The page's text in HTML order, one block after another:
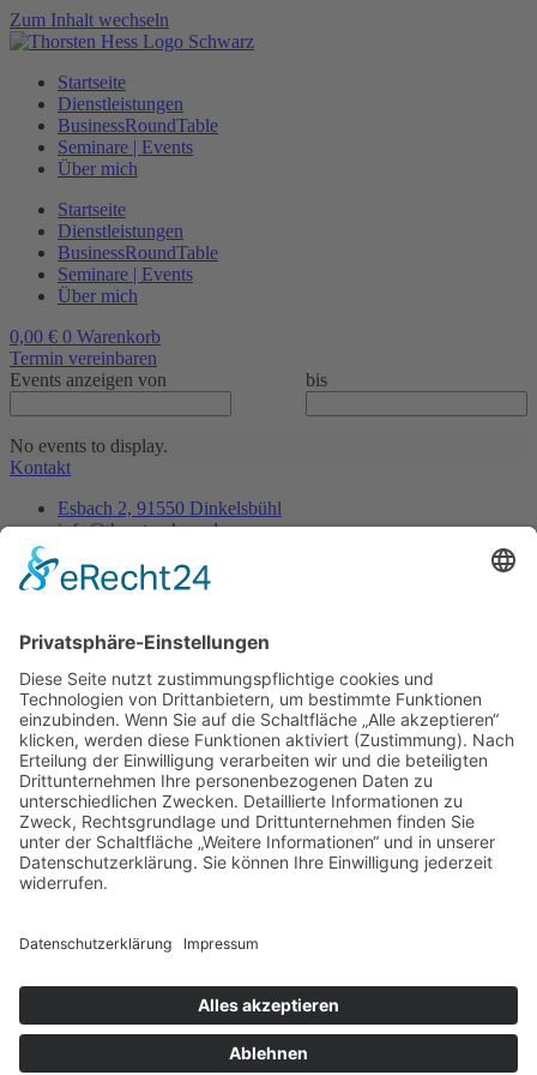
Zum Inhalt wechseln
Startseite
Dienstleistungen
BusinessRoundTable
Seminare | Events
Über mich
Startseite
Dienstleistungen
BusinessRoundTable
Seminare | Events
Über mich
0,00 € 0 Warenkorb
Termin vereinbaren
Events anzeigen von
bis
No events to display.
Kontakt
Esbach 2, 91550 Dinkelsbühl
info@thorsten-hess.de
Unternehmen
Impressum
Datenschutz
Dienstleistungen
Kontakt
Es ist nie zu spät, sein eigener Phönix zu sein, aus der
Asche aufzusteigen um endlich wirklich zu leben.
- Thorsten Hess
Copyright © 2023 All rights reserved. Present by Thorsten Hess
Auf die Warteliste